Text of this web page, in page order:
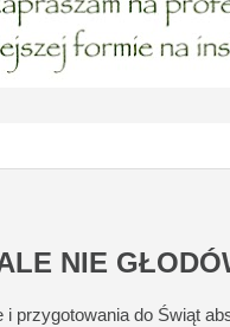
NIE
przygotowania do Świąt